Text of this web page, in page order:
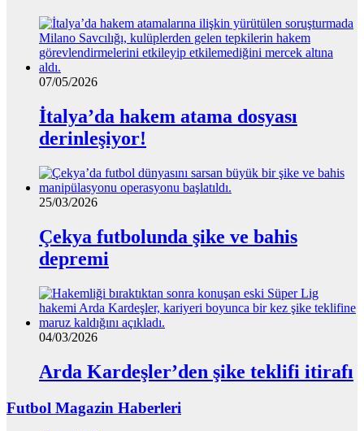
07/05/2026
İtalya’da hakem atama dosyası
derinleşiyor!
25/03/2026
Çekya futbolunda şike ve bahis
depremi
04/03/2026
Arda Kardeşler’den şike teklifi itirafı
Futbol Magazin Haberleri